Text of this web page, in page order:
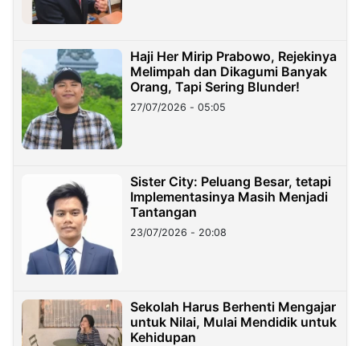
Haji Her Mirip Prabowo, Rejekinya
Melimpah dan Dikagumi Banyak
Orang, Tapi Sering Blunder!
27/07/2026 - 05:05
Sister City: Peluang Besar, tetapi
Implementasinya Masih Menjadi
Tantangan
23/07/2026 - 20:08
Sekolah Harus Berhenti Mengajar
untuk Nilai, Mulai Mendidik untuk
Kehidupan